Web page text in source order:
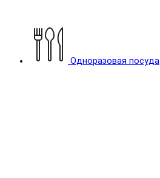
Одноразовая посуда